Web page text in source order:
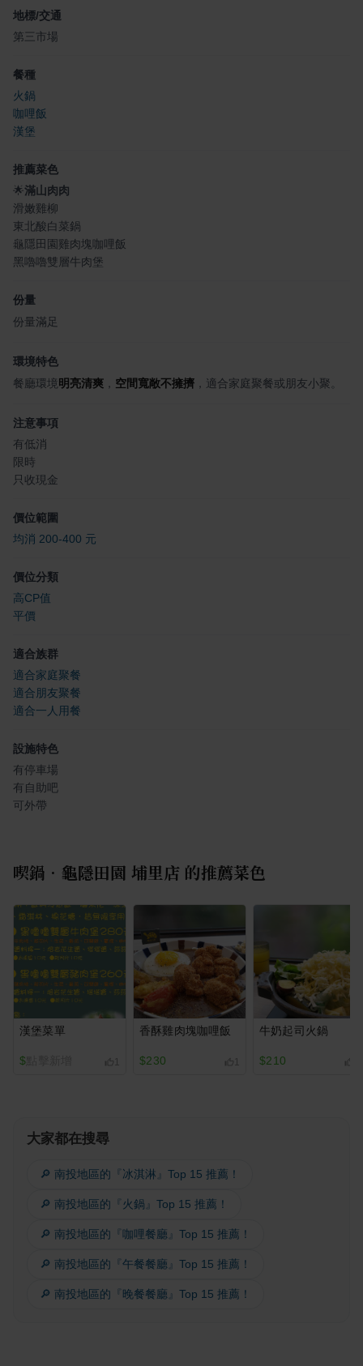
地標/交通
第三市場
餐種
火鍋
咖哩飯
漢堡
推薦菜色
🌟滿山肉肉
滑嫩雞柳
東北酸白菜鍋
龜隱田園雞肉塊咖哩飯
黑嚕嚕雙層牛肉堡
份量
份量滿足
環境特色
餐廳環境明亮清爽 ， 空間寬敞不擁擠 ，適合家庭聚餐或朋友小聚。
注意事項
有低消
限時
只收現金
價位範圍
均消 200-400 元
價位分類
高CP值
平價
適合族群
適合家庭聚餐
適合朋友聚餐
適合一人用餐
設施特色
有停車場
有自助吧
可外帶
喫鍋•龜隱田園 埔里店 的推薦菜色
漢堡菜單
$ 1
香酥雞肉塊咖哩飯
$230 1
牛奶起司火鍋
$210
大家都在搜尋
🔎 南投地區的『冰淇淋』Top 15 推薦！
🔎 南投地區的『火鍋』Top 15 推薦！
🔎 南投地區的『咖哩餐廳』Top 15 推薦！
🔎 南投地區的『午餐餐廳』Top 15 推薦！
🔎 南投地區的『晚餐餐廳』Top 15 推薦！